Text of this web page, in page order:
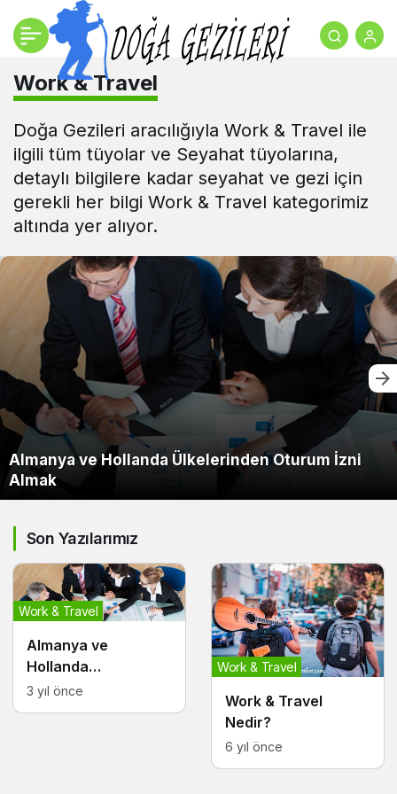
Work & Travel
Doğa Gezileri aracılığıyla Work & Travel ile
ilgili tüm tüyolar ve Seyahat tüyolarına,
detaylı bilgilere kadar seyahat ve gezi için
gerekli her bilgi Work & Travel kategorimiz
altında yer alıyor.
Almanya ve Hollanda Ülkelerinden Oturum İzni
Almak
Son Yazılarımız
Almanya ve
Hollanda
Ülkelerinden Oturum
İzni Almak
Work & Travel
3 yıl önce
Work & Travel
Nedir?
Work & Travel
6 yıl önce